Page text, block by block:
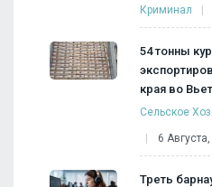
Криминал
54 тонны
края во
Сельское
6
Треть